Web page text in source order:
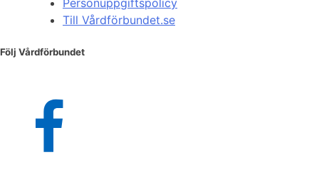
Till Vårdförbundet.se
Följ Vårdförbundet